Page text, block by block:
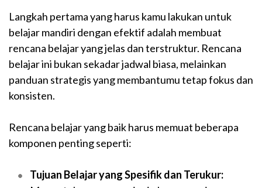
Langkah pertama yang harus kamu lakukan untuk
belajar mandiri dengan efektif adalah membuat
rencana belajar yang jelas dan terstruktur. Rencana
belajar ini bukan sekadar jadwal biasa, melainkan
panduan strategis yang membantumu tetap fokus dan
konsisten.
Rencana belajar yang baik harus memuat beberapa
komponen penting seperti:
Tujuan Belajar yang Spesifik dan Terukur: